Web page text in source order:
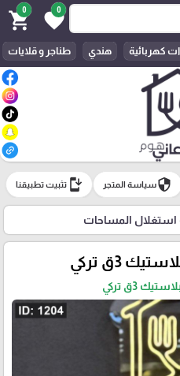
0
favorite
0
shopping_cart
كهربائية هندي طناجر و قلايات
securityسياسة المتجر install_mobile تثبيت تطبيقنا
استغلال المساحات
3ق تركي
3ق تركي